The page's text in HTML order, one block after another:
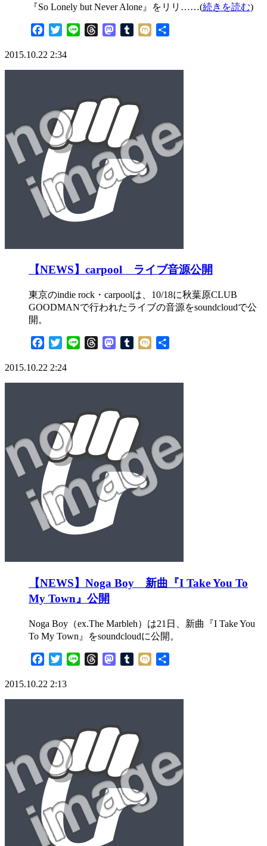
『So Lonely but Never Alone』をリリ……(続きを読む)
FacebookTwitterLine ThreadsMastodonTumblrMixi
2015.10.22 2:34
【NEWS】carpool ライブ音源公開
東京のindie rock・carpoolは、10/18に秋葉原CLUB
GOODMANで行われたライブの音源をsoundcloudで公
開。
FacebookTwitterLine ThreadsMastodonTumblrMixi
2015.10.22 2:24
【NEWS】Noga Boy 新曲『I Take You To
My Town』公開
Noga Boy（ex.The Marbleh）は21日、新曲『I Take You
To My Town』をsoundcloudに公開。
FacebookTwitterLine ThreadsMastodonTumblrMixi
2015.10.22 2:13